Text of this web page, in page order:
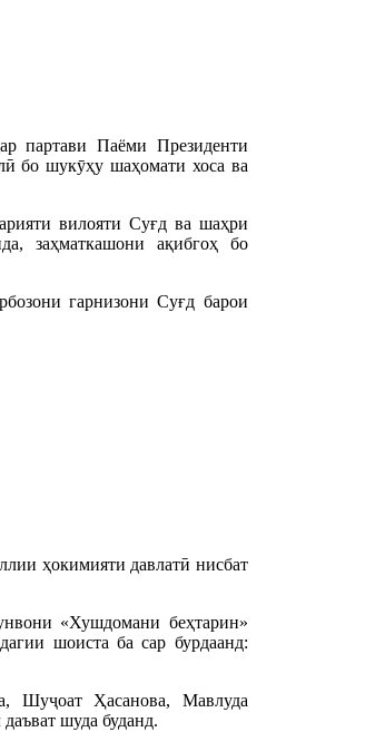
партави Паёми Президенти
бо шукӯҳу шаҳомати хоса ва
вилояти Суғд ва шаҳри
заҳматкашони ақибгоҳ бо
гарнизони Суғд барои
ҳокимияти давлатӣ нисбат
«Хушдомани беҳтарин»
шоиста ба сар бурдаанд:
Шуҷоат Ҳасанова, Мавлуда
шуда буданд.